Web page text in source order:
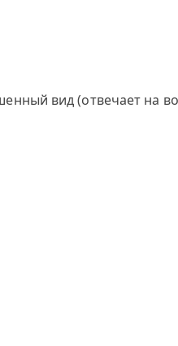
вид (отвечает на